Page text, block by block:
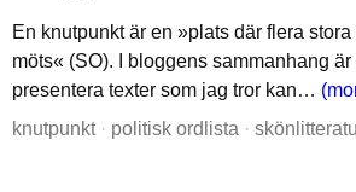
En knutpunkt är en »plats där flera
möts« (SO). I bloggens sammanhang
presentera texter som jag tror kan…
knutpunkt · politisk ordlista ·